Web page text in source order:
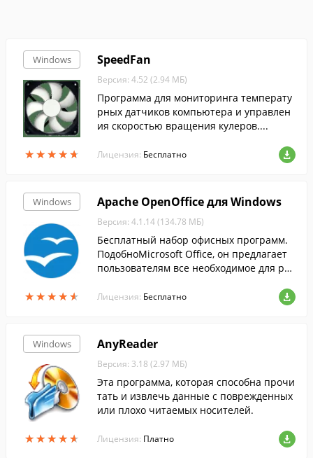
Windows
★★★★★
★★★★★
SpeedFan
Версия: 4.52 (2.94 МБ)
Программа для мониторинга температу
рных датчиков компьютера и управлен
ия скоростью вращения кулеров....
Лицензия: Бесплатно
Windows
★★★★★
★★★★★
Apache OpenOffice для Windows
Версия: 4.1.14 (134.78 МБ)
Бесплатный набор офисных программ.
ПодобноMicrosoft Office, он предлагает
пользователям все необходимое для раб
Лицензия: Бесплатно
Windows
★★★★★
★★★★★
AnyReader
Версия: 3.18 (2.97 МБ)
Эта программа, которая способна прочи
тать и извлечь данные с поврежденных
или плохо читаемых носителей.
Лицензия: Платно